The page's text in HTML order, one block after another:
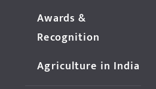
Awards &
Recognition
Agriculture in India